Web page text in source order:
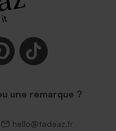
une remarque ?
hello@tadaaz.fr